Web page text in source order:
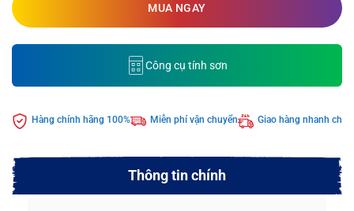
MUA NGAY
Công cụ tính sơn
Hàng chính hãng 100% Miễn phí vận chuyển Giao hàng nhanh
Thông tin chính